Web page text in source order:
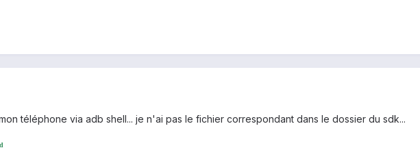
téléphone via adb shell... je n'ai pas le fichier correspondant dans le dossier du sdk...